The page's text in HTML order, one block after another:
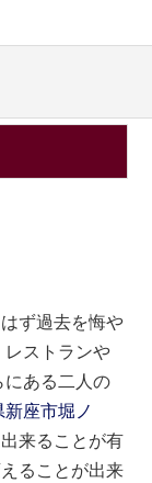
ず過去を悔や
レストランや
にある二人の
新座市堀ノ
来ることが有
ることが出来